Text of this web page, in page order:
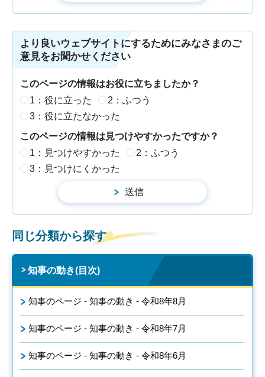
より良いウェブサイトにするためにみなさまのご
意見をお聞かせください
このページの情報はお役に立ちましたか？
1：役に立った
2：ふつう
3：役に立たなかった
このページの情報は見つけやすかったですか？
1：見つけやすかった
2：ふつう
3：見つけにくかった
同じ分類から探す
知事の動き(目次)
知事のページ - 知事の動き - 令和8年8月
知事のページ - 知事の動き - 令和8年7月
知事のページ - 知事の動き - 令和8年6月